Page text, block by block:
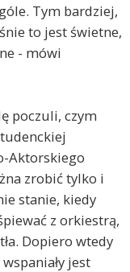
Tym bardziej,
to jest świetne,
- mówi
poczuli, czym
Aktorskiego
zrobić tylko i
stanie, kiedy
z orkiestrą,
Dopiero wtedy
jest